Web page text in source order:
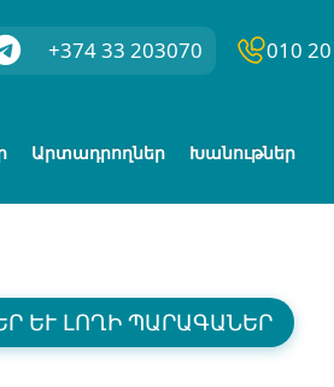
+374 33 203070 010
Արտադրողներ Խանութներ
ԵՒ ԼՈՂԻ ՊԱՐԱԳԱՆԵՐ